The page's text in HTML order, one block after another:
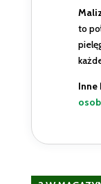
to
Inne